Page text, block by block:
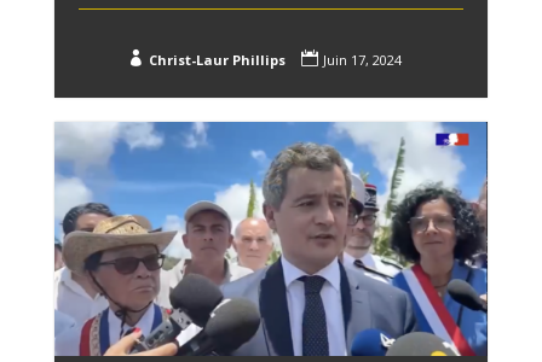
 Christ-Laur Phillips  Juin 17, 2024